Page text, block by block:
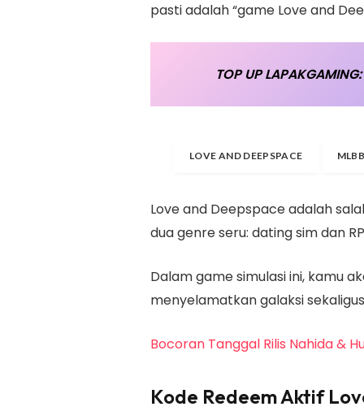
pasti adalah “game Love and
TOP UP
LOVE AND DEEPSPACE
Love and Deepspace adalah
dua genre seru: dating sim dan
Dalam game simulasi ini, kamu
menyelamatkan galaksi
Bocoran Tanggal Rilis Nahida &
Kode Redeem Aktif